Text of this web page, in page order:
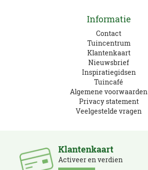
Informatie
Contact
Tuincentrum
Klantenkaart
Nieuwsbrief
Inspiratiegidsen
Tuincafé
Algemene voorwaarden
Privacy statement
Veelgestelde vragen
Klantenkaart
Activeer en verdien